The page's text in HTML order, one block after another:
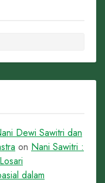
Dewi Sawitri dan
on Nani Sawitri :
dalam